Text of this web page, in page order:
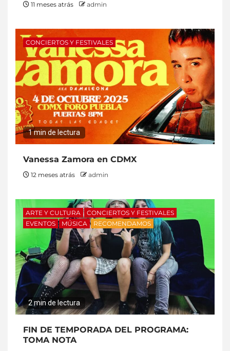
11 meses atrás admin
CONCIERTOS Y FESTIVALES
1 min de lectura
Vanessa Zamora en CDMX
12 meses atrás admin
ARTE Y CULTURA
CONCIERTOS Y FESTIVALES
EVENTOS
MÚSICA RECOMENDAMOS
2 min de lectura
FIN DE TEMPORADA DEL PROGRAMA:
TOMA NOTA